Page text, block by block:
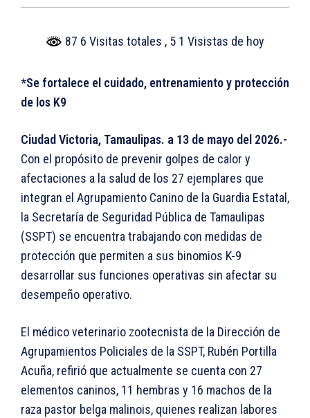
87 6 Visitas totales , 5 1 Visistas de hoy
*Se fortalece el cuidado, entrenamiento y protección
de los K9
Ciudad Victoria, Tamaulipas. a 13 de mayo del 2026.-
Con el propósito de prevenir golpes de calor y
afectaciones a la salud de los 27 ejemplares que
integran el Agrupamiento Canino de la Guardia Estatal,
la Secretaría de Seguridad Pública de Tamaulipas
(SSPT) se encuentra trabajando con medidas de
protección que permiten a sus binomios K-9
desarrollar sus funciones operativas sin afectar su
desempeño operativo.
El médico veterinario zootecnista de la Dirección de
Agrupamientos Policiales de la SSPT, Rubén Portilla
Acuña, refirió que actualmente se cuenta con 27
elementos caninos, 11 hembras y 16 machos de la
raza pastor belga malinois, quienes realizan labores